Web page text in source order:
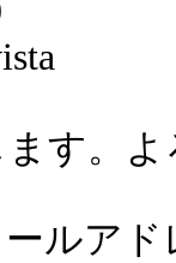
す。
ルア